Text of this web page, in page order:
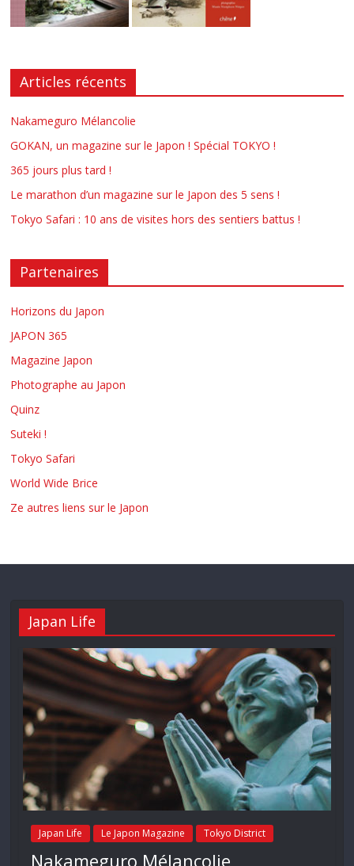
Articles récents
Nakameguro Mélancolie
GOKAN, un magazine sur le Japon ! Spécial TOKYO !
365 jours plus tard !
Le marathon d’un magazine sur le Japon des 5 sens !
Tokyo Safari : 10 ans de visites hors des sentiers battus !
Partenaires
Horizons du Japon
JAPON 365
Magazine Japon
Photographe au Japon
Quinz
Suteki !
Tokyo Safari
World Wide Brice
Ze autres liens sur le Japon
Japan Life
Japan Life Le Japon Magazine Tokyo District
Nakameguro Mélancolie